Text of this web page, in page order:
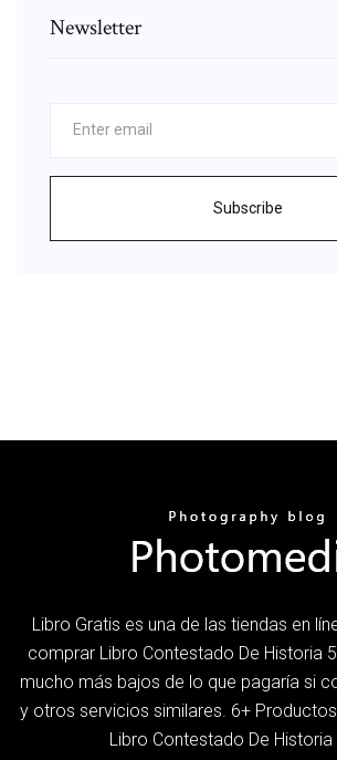
Newsletter
Subscribe
Libro Gratis es una de las tiendas en
comprar Libro Contestado De Historia
mucho más bajos de lo que pagaría si
y otros servicios similares. 6+
Libro Contestado De Historia